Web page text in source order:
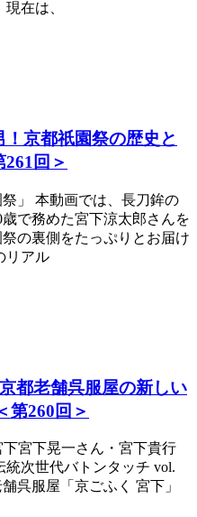
在は、
！京都祇園祭の歴史と
回＞
」 本動画では、長刀鉾の
で務めた宮下涼太郎さんを
の裏側をたっぷりとお届け
リアル
都老舗呉服屋の新しい
第260回＞
下宮下晃一さん・宮下貴行
次世代バトンタッチ vol.
呉服屋「京ごふく 宮下」